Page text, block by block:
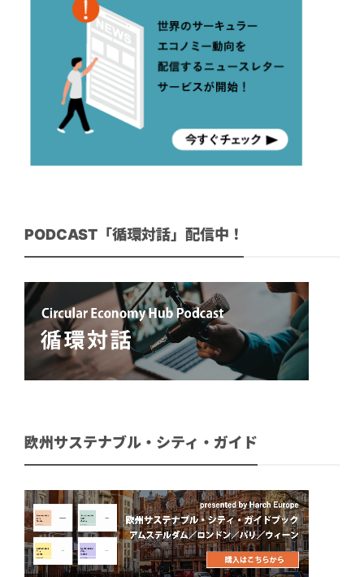
PODCAST「循環対話」配信中！
欧州サステナブル・シティ・ガイド